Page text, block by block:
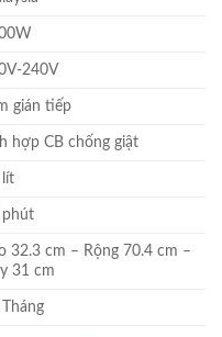
240V
gián tiếp
hợp CB chống giật
lít
phút
32.3 cm – Rộng 70.4 cm –
31 cm